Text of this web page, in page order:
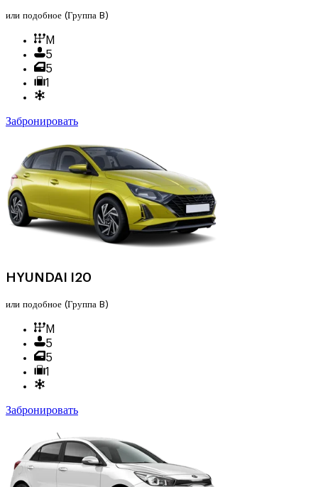
или подобное (Группа B)
M
5
5
1
Забронировать
HYUNDAI I20
или подобное (Группа B)
M
5
5
1
Забронировать